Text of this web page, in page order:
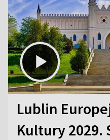
Lublin
Kultury 2029.